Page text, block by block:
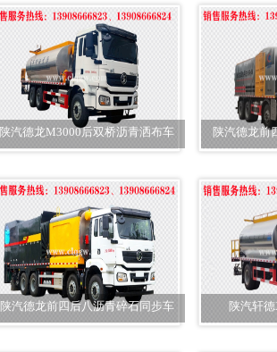
陕汽德龙M3000后双桥沥青洒布车 陕汽德龙前
陕汽德龙前四后八沥青碎石同步车 陕汽轩